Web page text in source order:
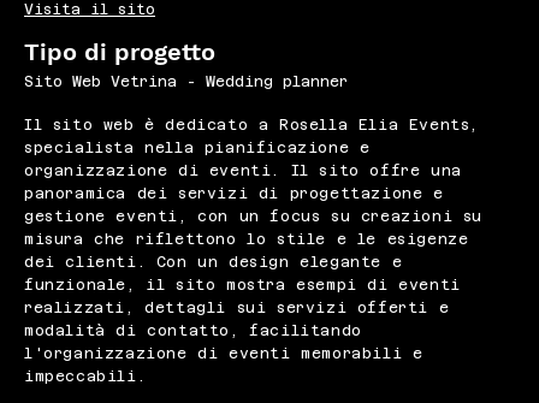
Visita il sito
Tipo di progetto
Sito Web Vetrina - Wedding planner
Il sito web è dedicato a Rosella Elia Events,
specialista nella pianificazione e
organizzazione di eventi. Il sito offre una
panoramica dei servizi di progettazione e
gestione eventi, con un focus su creazioni su
misura che riflettono lo stile e le esigenze
dei clienti. Con un design elegante e
funzionale, il sito mostra esempi di eventi
realizzati, dettagli sui servizi offerti e
modalità di contatto, facilitando
l'organizzazione di eventi memorabili e
impeccabili.